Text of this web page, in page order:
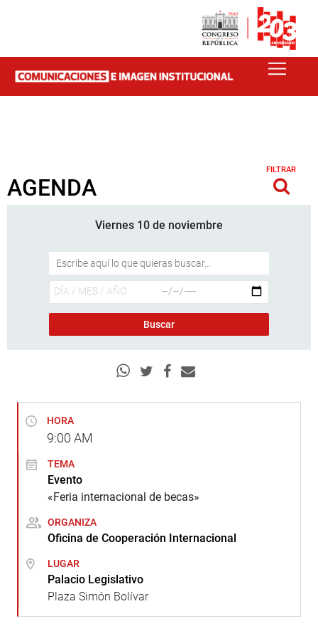
AGENDA
FILTRAR
Viernes 10 de noviembre
HORA
9:00 AM
TEMA
Evento
«Feria internacional de becas»
ORGANIZA
Oficina de Cooperación Internacional
LUGAR
Palacio Legislativo
Plaza Simón Bolívar